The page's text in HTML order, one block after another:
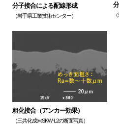
分子接合による配線形成
（岩手県工業技術センター）
粗化接合（アンカー効果）
（三共化成㈱SKW-L2の断面写真）